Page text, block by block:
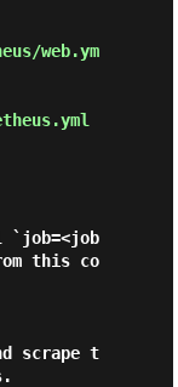
web.ym
this co